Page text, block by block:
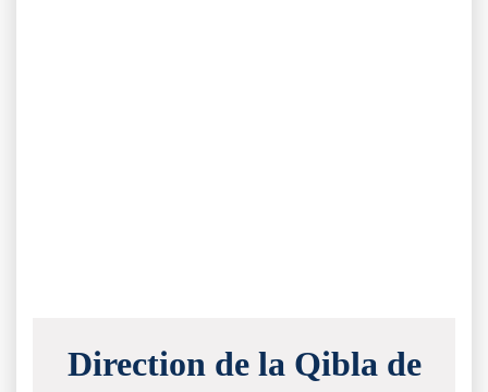
Direction de la Qibla de